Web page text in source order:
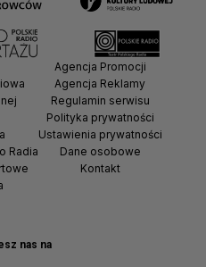
nas na
Radia
Agencja Promocji
Agencja Reklamy
Regulamin serwisu
Polityka prywatności
Ustawienia prywatności
Dane osobowe
Kontakt